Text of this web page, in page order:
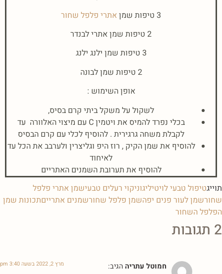
3 טיפות שמן
אתרי פלפל שחור
2 טיפות שמן אתרי לבנדר
3 טיפות שמן ילנג ילנג
2 טיפות שמן לבונה
אופן השימוש :
לשקול על משקל ביתי קרם בסיס,
בכלי נפרד להמיס את ויטמין C עם מיצוי האלוורה עד
לקבלת משחה גרגירית . להוסיף לכלי עם קרם הבסיס
להוסיף את שמן הקיק , רוז היפ וגליצרין ולערבב את הכל עד
לאיחוד
להוסיף את תערובת השמנים האתריים
תוייגטיפול טבעי לויטיליגוניקוי רעלים טבעישמן אתרי פלפל
שחורשמן לעור פנים יפהשמן פלפל שחורשמנים אתרייםתכונות שמן
הפלפל השחור
2 תגובות
חמוטל עתריה הגיב: מרץ 2, 2022 בשעה 3:40 pm